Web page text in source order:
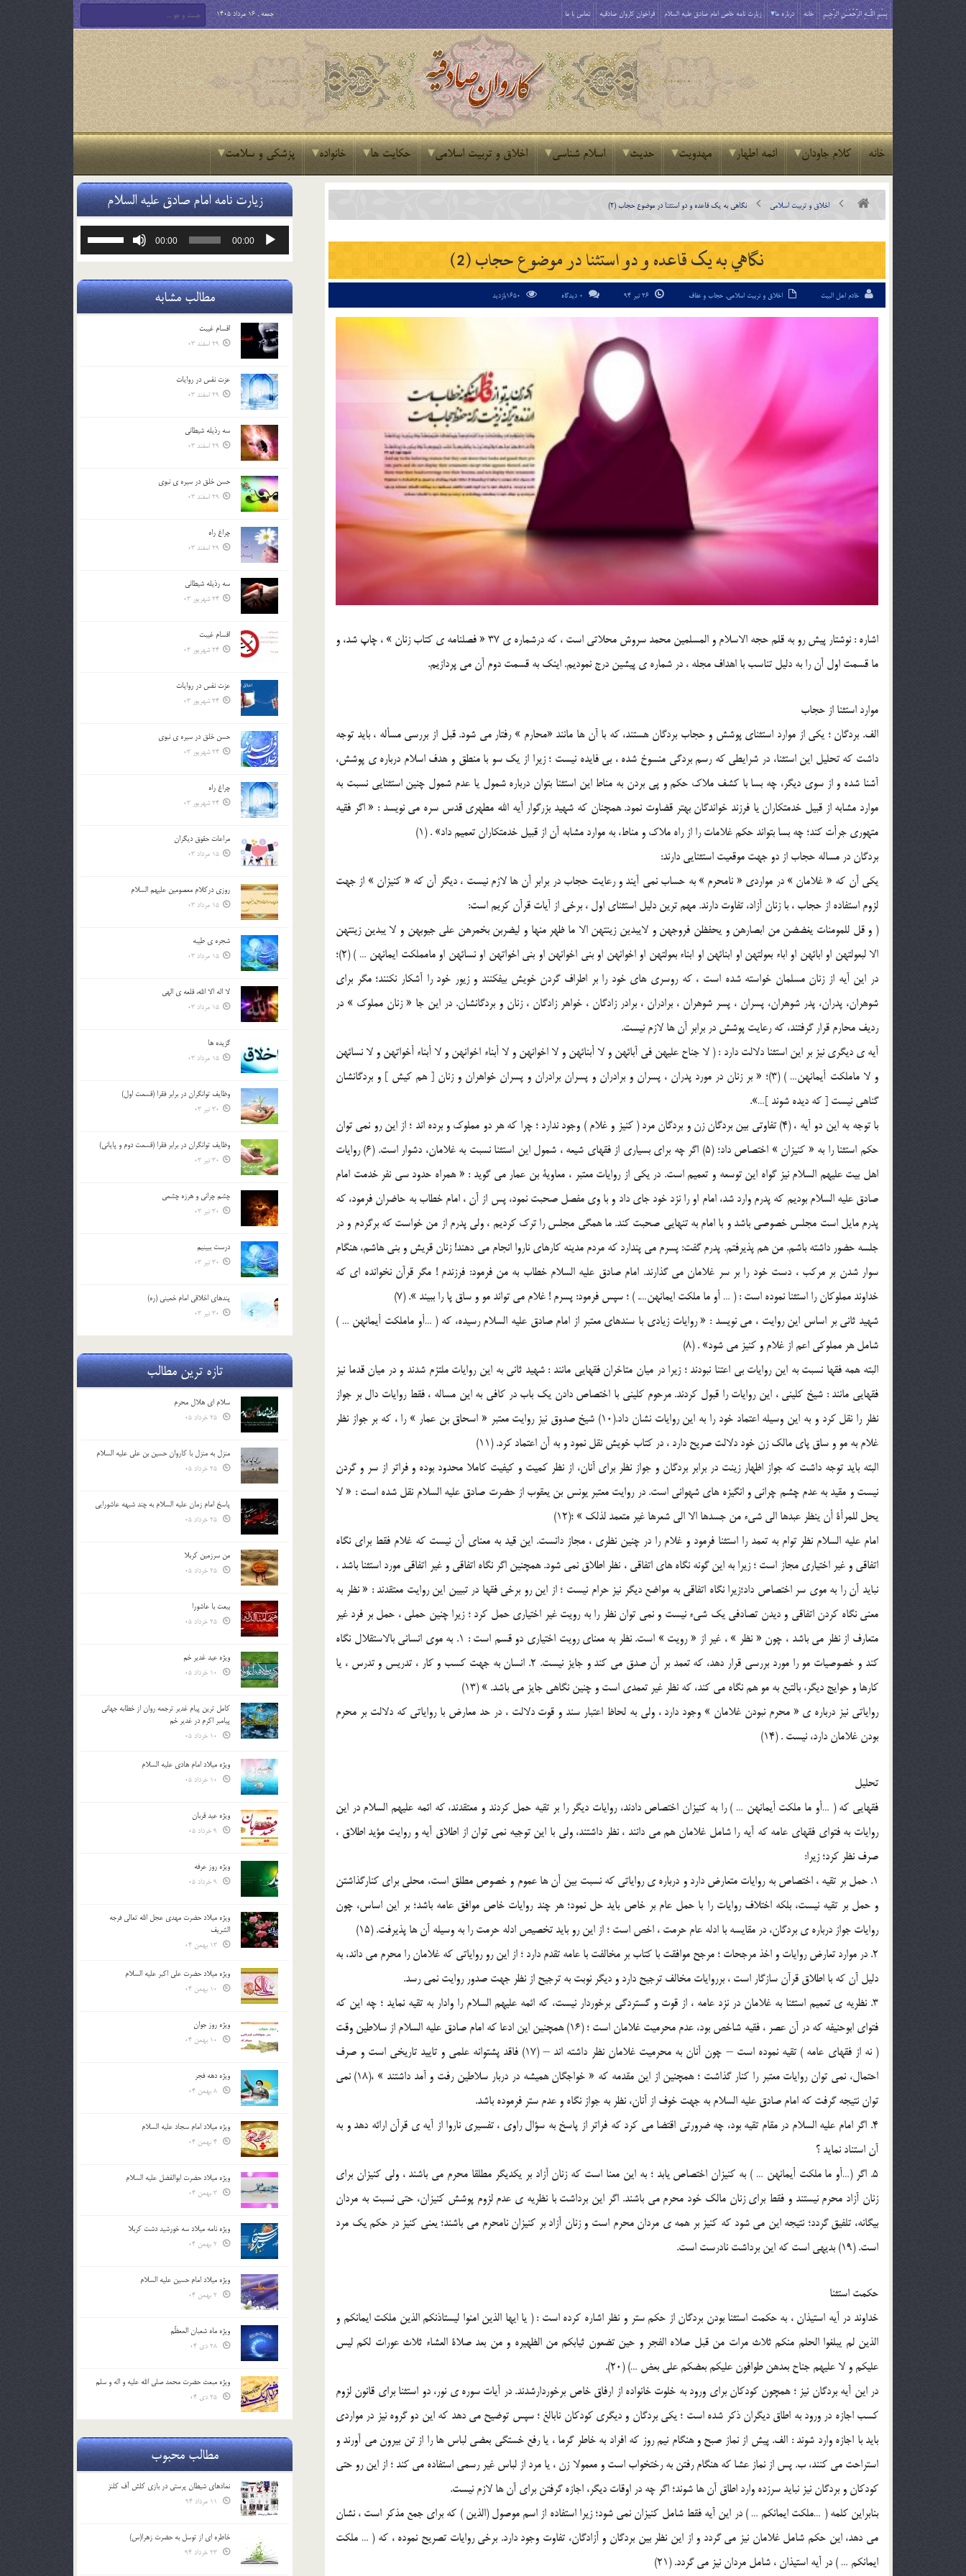
بِسْمِ اللَّـهِ الرَّحْمَـٰنِ الرَّحِيمِ خانه درباره ما زیارت نامه خاص امام صادق علیه السلام فراخوان کاروان صادقیه تماس با ما جمعه , 16 مرداد 1405
خانه کلام جاودان ائمه اطهار مهدویت حدیث اسلام شناسی اخلاق و تربیت اسلامی حکایت ها خانواده پزشکی و سلامت
اخلاق و تربیت اسلامی نگاهي به يک قاعده و دو استثنا در موضوع حجاب (2)
نگاهي به يک قاعده و دو استثنا در موضوع حجاب (2)
خادم اهل البیت اخلاق و تربیت اسلامی, حجاب و عفاف 0 دیدگاه
اشاره : نوشتار پيش رو به قلم حجه الاسلام و المسلمين محمد سروش محلاتي است ، که درشماره ي 37 « فصلنامه ي کتاب زنان » ، چاپ شد، و
ما قسمت اول آن را به دليل تناسب با اهداف مجله ، در شماره ي پيشين درج نموديم. اينک به قسمت دوم آن مي پردازيم.
موارد استثنا از حجاب
الف. بردگان ؛ يکي از موارد استثناي پوشش و حجاب بردگان هستند، که با آن ها مانند «محارم » رفتار مي شود. قبل از بررسي مسأله ، بايد توجه
داشت که تحليل اين استثنا، در شرايطي که رسم بردگي منسوخ شده ، بي فايده نيست ؛ زيرا از يک سو با منطق و هدف اسلام درباره ي پوشش،
آشنا شده و از سوي ديگر، چه بسا با کشف ملاک حکم و پي بردن به مناط اين استثنا بتوان درباره شمول يا عدم شمول چنين استثنايي نسبت به
موارد مشابه از قبيل خدمتکاران يا فرزند خواندگان بهتر قضاوت نمود. همچنان که شهيد بزرگوار آيه الله مطهري قدس سره مي نويسد : « اگر فقيه
متهوري جرأت کند؛ چه بسا بتواند حکم غلامات را از راه ملاک و مناط، به موارد مشابه آن از قبيل خدمتکاران تعميم داد» . (1)
بردگان در مساله حجاب از دو جهت موقعيت استثنايي دارند:
يکي آن که « غلامان » در مواردي « نامحرم » به حساب نمي آيند و رعايت حجاب در برابر آن ها لازم نيست ، ديگر آن که « کنيزان » از جهت
لزوم استفاده از حجاب ، با زنان آزاد، تفاوت دارند. مهم ترين دليل استثناي اول ، برخي از آيات قرآن کريم است:
( و قل للمومنات يغضضن من ابصارهن و يحفظن فروجهن و لايبدين زينتهن الا ما ظهر منها و ليضربن بخمرهن علي جيوبهن و لا يبدين زينتهن
الا لبعولتهن او ابائهن او اباء بعولتهن او ابنائهن او ابناء بعولتهن او اخوانهن او بني اخوانهن او بني اخواتهن او نسائهن او مامملکت ايمانهن … ) (2)؛
در اين آيه از زنان مسلمان خواسته شده است ، که روسري هاي خود را بر اطراف گردن خويش بيفکنند و زيور خود را آشکار نکنند؛ مگر براي
شوهران، پدران، پدر شوهران، پسران ، پسر شوهران ، برادران ، برادر زادگان ، خواهر زادگان ، زنان و بردگانشان. در اين جا « زنان مملوک » در
رديف محارم قرار گرفتند، که رعايت پوشش در برابر آن ها لازم نيست.
آيه ي ديگري نيز بر اين استثنا دلالت دارد : ( لا جناح عليهن في آبائهن و لا أبنائهن و لا اخوانهن و لا أبناء اخوانهن و لا أبناء أخواتهن و لا نسائهن
و لا ماملکت أيمانهن… ) (3)؛ « بر زنان در مورد پدران ، پسران و برادران و پسران برادران و پسران خواهران و زنان [ هم کيش ] و بردگانشان
گناهي نيست [ که ديده شوند ]…».
با توجه به اين دو آيه ، (4) تفاوتي بين بردگان زن و بردگان مرد ( کنيز و غلام ) وجود ندارد ؛ چرا که هر دو مملوک و برده اند ؛ از اين رو نمي توان
حکم استثنا را به « کنيزان » اختصاص داد؛ (5) اگر چه براي بسياري از فقهاي شيعه ، شمول اين استثنا نسبت به غلامان، دشوار است. (6) روايات
اهل بيت عليهم السلام نيز گواه اين توسعه و تعميم است. در يکي از روايات معتبر ، معاوية بن عمار مي گويد : « همراه حدود سي نفر خدمت امام
صادق عليه السلام بوديم که پدرم وارد شد، امام او را نزد خود جاي داد و با وي مفصل صحبت نمود، پس از آن ، امام خطاب به حاضران فرمود، که
پدرم مايل است مجلس خصوصي باشد و با امام به تنهايي صحبت کند. ما همگي مجلس را ترک کرديم ، ولي پدرم از من خواست که برگردم و در
جلسه حضور داشته باشم. من هم پذيرفتم. پدرم گفت: پسرم مي پندارد که مردم مدينه کارهاي ناروا انجام مي دهند! زنان قريش و بني هاشم، هنگام
سوار شدن بر مرکب ، دست خود را بر سر غلامان مي گذارند. امام صادق عليه السلام خطاب به من فرمود: فرزندم ! مگر قرآن نخوانده اي که
خداوند مملوکان را استثنا نموده است : ( … أو ما ملکت ايمانهن…. ) ؛ سپس فرمود: پسرم ! غلام مي تواند مو و ساق پا را ببيند ». (7)
شهيد ثاني بر اساس اين روايت ، مي نويسد : « روايات زيادي با سندهاي معتبر از امام صادق عليه السلام رسيده، که ( …أو ماملکت أيمانهن … )
شامل هر مملوکي اعم از غلام و کنيز مي شود» . (8)
البته همه فقها نسبت به اين روايات بي اعتنا نبودند ؛ زيرا در ميان متاخران فقهايي مانند : شهيد ثاني به اين روايات ملتزم شدند و در ميان قدما نيز
فقهايي مانند : شيخ کليني ، اين روايات را قبول کردند. مرحوم کليني با اختصاص دادن يک باب در کافي به اين مساله ، فقط روايات دال بر جواز
نظر را نقل کرد و به اين وسيله اعتماد خود را به اين روايات نشان داد.(10) شيخ صدوق نيز روايت معتبر « اسحاق بن عمار » را ، که بر جواز نظر
غلام به مو و ساق پاي مالک زن خود دلالت صريح دارد ، در کتاب خويش نقل نمود و به آن اعتماد کرد. (11)
البته بايد توجه داشت که جواز اظهار زينت در برابر بردگان و جواز نظر براي آنان، از نظر کميت و کيفيت کاملا محدود بوده و فراتر از سر و گردن
نيست و مقيد به عدم چشم چراني و انگيزه هاي شهواني است. در روايت معتبر يونس بن يعقوب از حضرت صادق عليه السلام نقل شده است : « لا
يحل للمرأة أن ينظر عبدها الي شيء من جسدها الا الي شعرها غير متعمد لذلک » ؛(12)
امام عليه السلام نظر توام به تعمد را استثنا فرمود و غلام را در چنين نظري ، مجاز دانست. اين قيد به معناي آن نيست که غلام فقط براي نگاه
اتفاقي و غير اختياري مجاز است ؛ زيرا به اين گونه نگاه هاي اتفاقي ، نظر اطلاق نمي شود. همچنين اگر نگاه اتفاقي و غير اتفاقي مورد استثنا باشد ،
نبايد آن را به موي سر اختصاص داد؛زيرا نگاه اتفاقي به مواضع ديگر نيز حرام نيست ؛ از اين رو برخي فقها در تبيين اين روايت معتقدند : « نظر به
معني نگاه کردن اتفاقي و ديدن تصادفي يک شيء نيست و نمي توان نظر را به رويت غير اختياري حمل کرد ؛ زيرا چنين حملي ، حمل بر فرد غير
متعارف از نظر مي باشد ، چون « نظر » ، غير از « رويت » است. نظر به معناي رويت اختياري دو قسم است : 1. به موي انساني بالاستقلال نگاه
کند و خصوصيات مو را مورد بررسي قرار دهد، که تعمد بر آن صدق مي کند و جايز نيست. 2. انسان به جهت کسب و کار ، تدريس و تدرس ، يا
کارها و حوايج ديگر، بالتبع به مو هم نگاه مي کند، که نظر غير تعمدي است و چنين نگاهي جايز مي باشد. » (13)
رواياتي نيز درباره ي « محرم نبودن غلامان » وجود دارد ، ولي به لحاظ اعتبار سند و قوت دلالت ، در حد معارض با رواياتي که دلالت بر محرم
بودن غلامان دارد، نيست . (14)
تحليل
فقهايي که ( …أو ما ملکت أيمانهن … ) را به کنيزان اختصاص دادند، روايات ديگر را بر تقيه حمل کردند و معتقدند، که ائمه عليهم السلام در اين
روايات به فتواي فقهاي عامه که آيه را شامل غلامان هم مي دانند ، نظر داشتند، ولي با اين توجيه نمي توان از اطلاق آيه و روايت مؤيد اطلاق ،
صرف نظر کرد؛ زيرا:
1. حمل بر تقيه ، اختصاص به روايات متعارض دارد و درباره ي رواياتي که نسبت بين آن ها عموم و خصوص مطلق است، محلي براي کنارگذاشتن
و حمل بر تقيه نيست، بلکه اختلاف روايات را با حمل عام بر خاص بايد حل نمود؛ هر چند روايات خاص موافق عامه باشد؛ بر اين اساس، چون
روايات جواز درباره ي بردگان، در مقايسه با ادله عام حرمت ، اخص است ؛ از اين رو بايد تخصيص ادله حرمت را به وسيله آن ها پذيرفت. (15)
2. در موارد تعارض روايات و اخذ مرجحات ؛ مرجح موافقت با کتاب بر مخالفت با عامه تقدم دارد ؛ از اين رو رواياتي که غلامان را محرم مي داند، به
دليل آن که با اطلاق قرآن سازگار است ، برروايات مخالف ترجيح دارد و ديگر نوبت به ترجيح از نظر جهت صدور روايت نمي رسد.
3. نظريه ي تعميم استثنا به غلامان در نزد عامه ، از قوت و گستردگي برخوردار نيست، که ائمه عليهم السلام را وادار به تقيه نمايد ؛ چه اين که
فتواي ابوحنيفه که در آن عصر ، فقيه شاخص بود، عدم محرميت غلامان است ؛ (16) همچنين اين ادعا که امام صادق عليه السلام از سلاطين وقت
( نه از فقهاي عامه ) تقيه نموده است – چون آنان به محرميت غلامان نظر داشته اند – (17) فاقد پشتوانه علمي و تاييد تاريخي است و صرف
احتمال، نمي توان روايات معتبر را کنار گذاشت ؛ همچنين از اين مقدمه که « خواجگان هميشه در دربار سلاطين رفت و آمد داشتند » ،(18) نمي
توان نتيجه گرفت که امام صادق عليه السلام به جهت خوف از آنان، نظر به جواز نگاه و عدم ستر فرموده باشد.
4. اگر امام عليه السلام در مقام تقيه بود، چه ضرورتي اقتضا مي کرد که فراتر از پاسخ به سؤال راوي ، تفسيري ناروا از آيه ي قرآن ارائه دهد و به
آن استناد نمايد ؟
5. اگر (…أو ما ملکت أيمانهن … ) به کنيزان اختصاص يابد ؛ به اين معنا است که زنان آزاد بر يکديگر مطلقا محرم مي باشند ، ولي کنيزان براي
زنان آزاد محرم نيستند و فقط براي زنان مالک خود محرم مي باشند. اگر اين برداشت با نظريه ي عدم لزوم پوشش کنيزان، حتي نسبت به مردان
بيگانه، تلفيق گردد؛ نتيجه اين مي شود که کنيز بر همه ي مردان محرم است و زنان آزاد بر کنيزان نامحرم مي باشند؛ يعني کنيز در حکم يک مرد
است. (19) بديهي است که اين برداشت نادرست است.
حکمت استثنا
خداوند در آيه استيذان ، به حکمت استثنا بودن بردگان از حکم ستر و نظر اشاره کرده است : ( يا ايها الذين امنوا ليستاذنکم الذين ملکت ايمانکم و
الذين لم يبلغوا الحلم منکم ثلاث مرات من قبل صلاه الفجر و حين تضعون ثيابکم من الظهيره و من بعد صلاة العشاء ثلاث عورات لکم ليس
عليکم و لا عليهم جناح بعدهن طوافون عليکم بعضکم علي بعض …) (20).
در اين آيه بردگان نيز ؛ همچون کودکان براي ورود به خلوت خانواده از ارفاق خاص برخوردارشدند. در آيات سوره ي نور، دو استثنا براي قانون لزوم
کسب اجازه در ورود به اطاق ديگران ذکر شده است ؛ يکي بردگان و ديگري کودکان نابالغ ؛ سپس توضيح مي دهد که اين دو گروه نيز در مواردي
بايد با اجازه وارد شوند : الف. پيش از نماز صبح و هنگام نيم روز که افراد به خاطر گرما ، يا رفع خستگي بعضي لباس ها را از تن بيرون مي آورند و
استراحت مي کنند، ب. پس از نماز عشا که هنگام رفتن به رختخواب است و معمولا زن ، يا مرد از لباس غير رسمي استفاده مي کند ؛ از اين رو حتي
کودکان و بردگان نيز نبايد سرزده وارد اطاق آن ها شوند؛ اگر چه در اوقات ديگر، اجازه گرفتن براي آن ها لازم نيست.
بنابراين کلمه ( …ملکت ايمانکم … ) در اين آيه فقط شامل کنيزان نمي شود؛ زيرا استفاده از اسم موصول (الذين ) که براي جمع مذکر است ، نشان
مي دهد، اين حکم شامل غلامان نيز مي گردد و از اين نظر بين بردگان و آزادگان، تفاوت وجود دارد. برخي روايات تصريح نموده ، که ( … ملکت
ايمانکم … ) در آيه استيذان ، شامل مردان نيز مي گردد. (21)
زیارت نامه امام صادق علیه السلام
پخش‌کننده
00:00
00:00
یا
صدا
کلیدهای
مطالب مشابه
اقسام غيبت
29 اسفند 03
عزت نفس در روايات
29 اسفند 03
سه رذیله شیطانی
29 اسفند 03
حسن خلق در سيره ي نبوي
29 اسفند 03
چراغ راه
29 اسفند 03
سه رذیله شیطانی
24 شهریور 03
اقسام غيبت
24 شهریور 03
عزت نفس در روايات
24 شهریور 03
حسن خلق در سيره ي نبوي
24 شهریور 03
چراغ راه
24 شهریور 03
مراعات حقوق ديگران
15 مرداد 03
روزي دركلام معصومين عليهم السلام
15 مرداد 03
شجره ي طيبه
15 مرداد 03
لا اله الا الله، قلعه ي الهي
15 مرداد 03
گزيده ها
15 مرداد 03
وظایف توانگران در برابر فقرا (قسمت اول)
30 تیر 03
وظایف توانگران در برابر فقرا (قسمت دوم و پایانی)
30 تیر 03
چشم ‏چرانى و هرزه‏ چشمى
30 تیر 03
درست ببينيم
30 تیر 03
پندهاي اخلاقي امام خميني (ره)
30 تیر 03
تازه ترین مطالب
سلام ای هلال محرم
منزل به منزل با کاروان حسین بن علی علیه السلام
پاسخ امام زمان علیه السلام به چند شبهه عاشورایی
من سرزمین کربلا
بیعت با عاشورا
ویژه عید غدیر خم
کامل ترین پیام غدیر ترجمه روان از خطابه جهانی
پیامبر اکرم در غدیر خم
ویژه میلاد امام هادی علیه السلام
ویژه عید قربان
ویژه روز عرفه
ویژه میلاد حضرت مهدی عجل الله تعالی فرجه
الشريف
ویژه میلاد حضرت علی اکبر علیه السلام
ویژه روز جوان
ویژه دهه فجر
ویژه میلاد امام سجاد علیه السلام
ویژه میلاد حضرت ابوالفضل علیه السلام
ویژه نامه میلاد سه خورشید دشت کربلا
ویژه میلاد امام حسین علیه السلام
ویژه ماه شعبان المعظّم
ویژه مبعث حضرت محمد صلی الله علیه و اله و سلم
مطالب محبوب
نمادهای شیطان پرستی در بازی کلش آف کلنز
خاطره ای از توسل به حضرت زهرا(س)